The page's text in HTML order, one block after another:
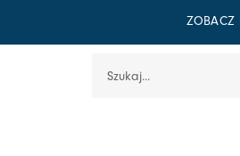
ZOBACZ